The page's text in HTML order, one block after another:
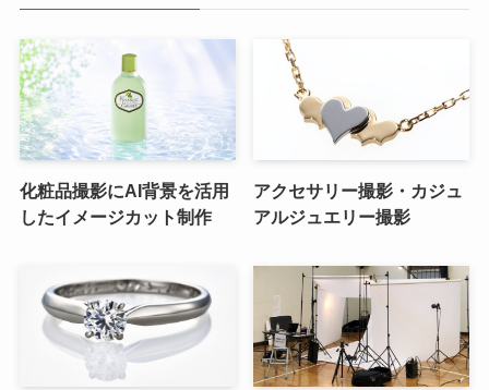
化粧品撮影にAI背景を活用
したイメージカット制作
アクセサリー撮影・カジュ
アルジュエリー撮影